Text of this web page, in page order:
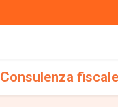
Consulenza